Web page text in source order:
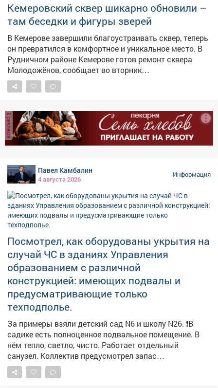
Кемеровский сквер шикарно обновили –
там беседки и фигуры зверей
В Кемерове завершили благоустраивать сквер, теперь
он превратился в комфортное и уникальное место. В
Рудничном районе Кемерове готов ремонт сквера
Молодожёнов, сообщает во вторник
горадминистрация. – Последним штрихом стали
современные скамейки и урны. Теперь здесь можно не
сказали в мэрии.
реклама
Павел Камбалин
4 августа 2026
Информация
Посмотрел, как оборудованы укрытия на
случай ЧС в зданиях Управления
образованием с различной
конструкцией: имеющих подвалы и
предусматривающие только
техподполье.
За примеры взяли детский сад N6 и школу N26. ❗️В
садике есть полноценное подвальное помещение. В
нём тепло, светло, чисто. Работает отдельный
санузел. Коллектив предусмотрел запас
медикаментов, воды и продуктов долгого хранения.
Здесь могут укрыться не только дети и педагоги, но и